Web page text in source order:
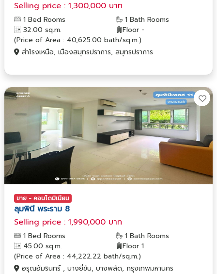
Selling price : 1,300,000 บาท
1 Bed Rooms
1 Bath Rooms
32.00 sq.m.
Floor -
(Price of Area : 40,625.00 bath/sq.m.)
สำโรงเหนือ, เมืองสมุทรปราการ, สมุทรปราการ
ขาย - คอนโดมิเนียม
ลุมพินี พระราม 8
Selling price : 1,990,000 บาท
1 Bed Rooms
1 Bath Rooms
45.00 sq.m.
Floor 1
(Price of Area : 44,222.22 bath/sq.m.)
อรุณอัมรินทร์ , บางยี่ขัน, บางพลัด, กรุงเทพมหานคร